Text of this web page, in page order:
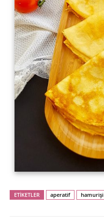
ETİKETLER aperatif hamurişi